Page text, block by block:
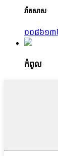
វ៉ាតសាស
០០៨៦១
កំពូល